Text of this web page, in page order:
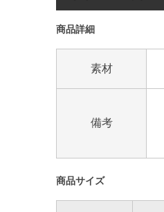
商品詳細
素材
備考
商品サイズ